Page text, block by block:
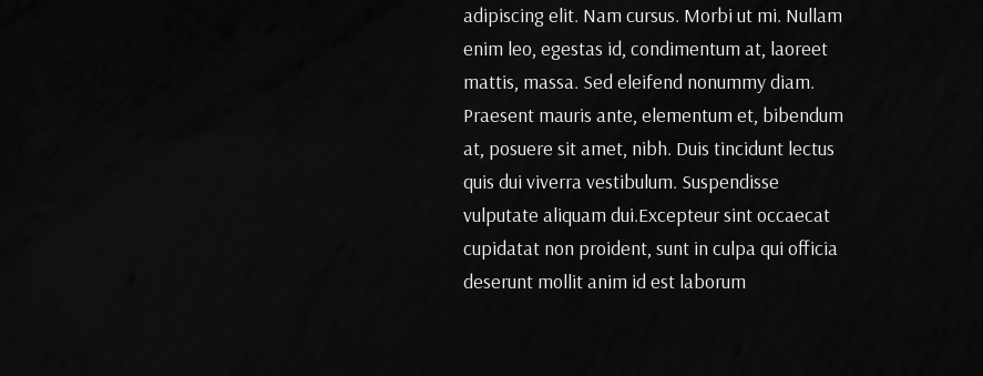
adipiscing elit. Nam cursus. Morbi ut mi. Nullam
enim leo, egestas id, condimentum at, laoreet
mattis, massa. Sed eleifend nonummy diam.
Praesent mauris ante, elementum et, bibendum
at, posuere sit amet, nibh. Duis tincidunt lectus
quis dui viverra vestibulum. Suspendisse
vulputate aliquam dui.Excepteur sint occaecat
cupidatat non proident, sunt in culpa qui officia
deserunt mollit anim id est laborum